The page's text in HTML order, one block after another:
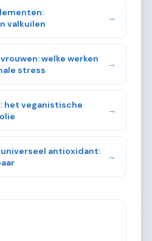
valkuilen
→
welke werken
stress
→
het veganistische
→
antioxidant:
→